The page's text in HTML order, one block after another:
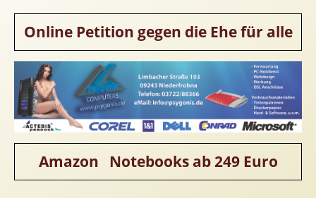
Homepageerstellung
Webkatalog
Linkaufbau
Sonderangebot
Online Petition gegen die Ehe für alle
Amazon Notebooks ab 249 Euro